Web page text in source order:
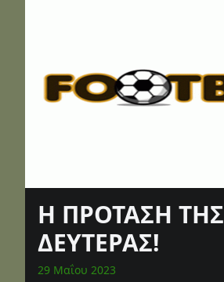
Η ΠΡΟΤΑΣΗ ΤΗΣ
ΔΕΥΤΕΡΑΣ!
29 Μαΐου 2023